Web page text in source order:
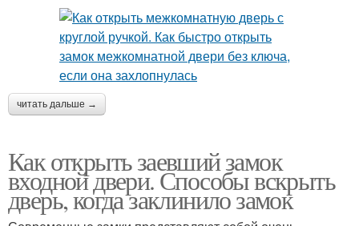
читать дальше →
Как открыть заевший замок
входной двери. Способы вскрыть
дверь, когда заклинило замок